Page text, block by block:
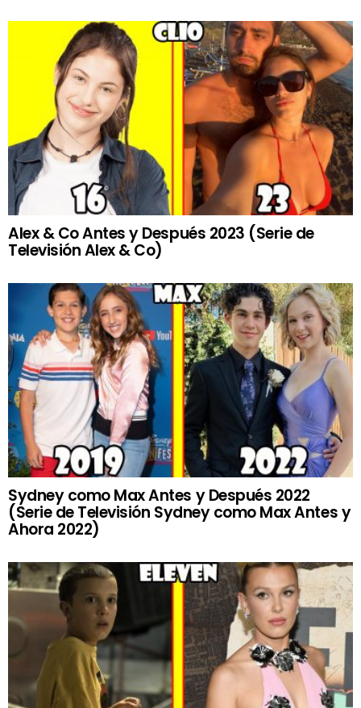
Alex & Co Antes y Después 2023 (Serie de
Televisión Alex & Co)
Sydney como Max Antes y Después 2022
(Serie de Televisión Sydney como Max Antes y
Ahora 2022)